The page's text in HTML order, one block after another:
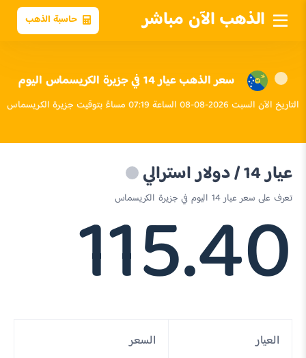
الذهب الآن مباشر حاسبة الذهب
سعر الذهب عيار 14 في جزيرة الكريسماس اليوم
التاريخ الآن السبت 2026-08-08 الساعة 07:19 مساءً بتوقيت جزيرة الكريسماس
عيار 14 / دولار استرالي
تعرف على سعر عيار 14 اليوم في جزيرة الكريسماس
115.40
العيار السعر